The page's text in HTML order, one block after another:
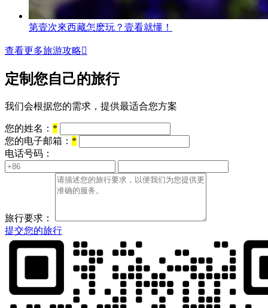
第壹次來西藏怎麽玩？壹看就懂！
查看更多旅游攻略
定制您自己的旅行
我们会根据您的需求，提供最适合您方案
您的姓名： *
您的电子邮箱： *
电话号码：
旅行要求：
提交您的旅行